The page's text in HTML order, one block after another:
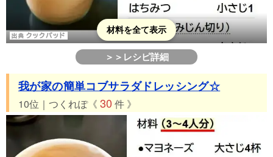
材料を全て表示
＞＞レシピ詳細
我が家の簡単コブサラダドレッシング☆
10位｜つくれぽ《 30 件 》